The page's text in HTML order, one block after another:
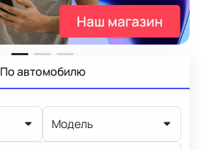
По автомобилю
Модель